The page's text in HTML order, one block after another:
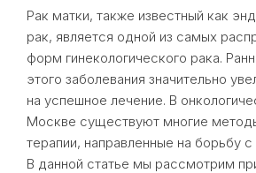
Рак матки, также известный как
рак, является одной из самых
форм гинекологического рака.
этого заболевания значительно
на успешное лечение. В
Москве существуют многие
терапии, направленные на борьбу
В данной статье мы рассмотрим